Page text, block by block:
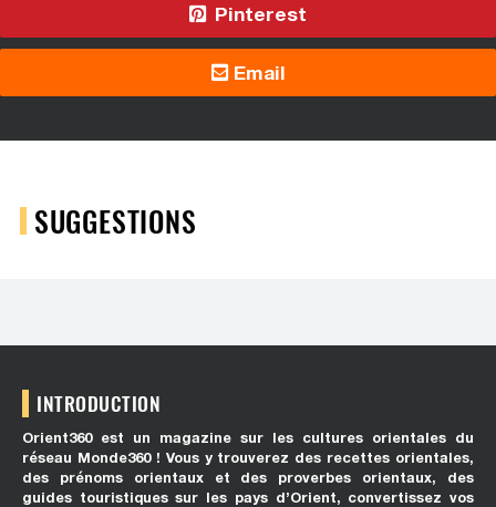
Pinterest
Email
SUGGESTIONS
INTRODUCTION
Orient360 est un magazine sur les cultures orientales du
réseau Monde360 ! Vous y trouverez des recettes orientales,
des prénoms orientaux et des proverbes orientaux, des
guides touristiques sur les pays d’Orient, convertissez vos